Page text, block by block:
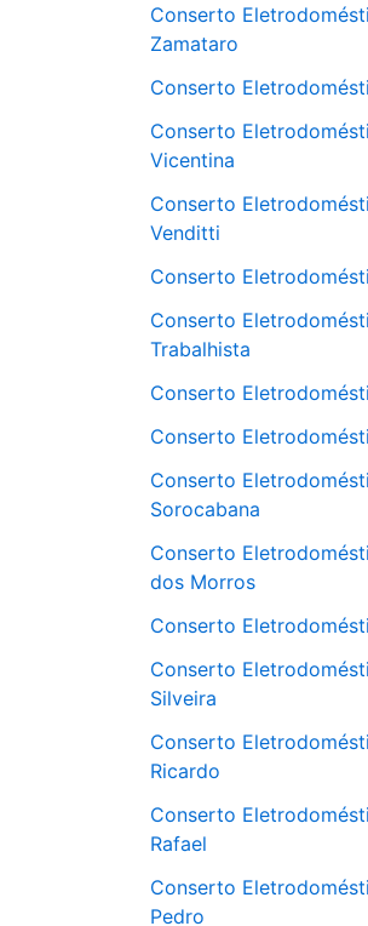
Conserto
Zamataro
Conserto
Conserto
Vicentina
Conserto
Venditti
Conserto
Conserto
Trabalhista
Conserto
Conserto
Conserto
Sorocabana
Conserto
dos Morros
Conserto
Conserto
Silveira
Conserto
Ricardo
Conserto
Rafael
Conserto
Pedro